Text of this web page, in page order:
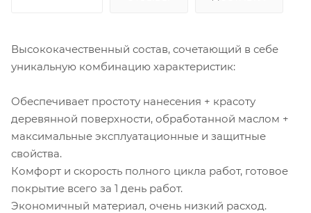
Высококачественный состав, сочетающий в себе
уникальную комбинацию характеристик:
Обеспечивает простоту нанесения + красоту
деревянной поверхности, обработанной маслом +
максимальные эксплуатационные и защитные
свойства.
Комфорт и скорость полного цикла работ, готовое
покрытие всего за 1 день работ.
Экономичный материал, очень низкий расход.